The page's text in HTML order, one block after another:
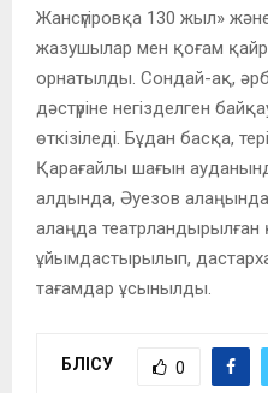
Жансүгіровқа 130 жыл»
жазушылар мен қоғам
орнатылды. Сондай-ақ,
дәстүріне негізделген
өткізіледі. Бұдан басқа,
Қарағайлы шағын
алдында, Әуезов
алаңда
ұйымдастырылып,
тағамдар ұсынылды.
БӨЛІСУ 0